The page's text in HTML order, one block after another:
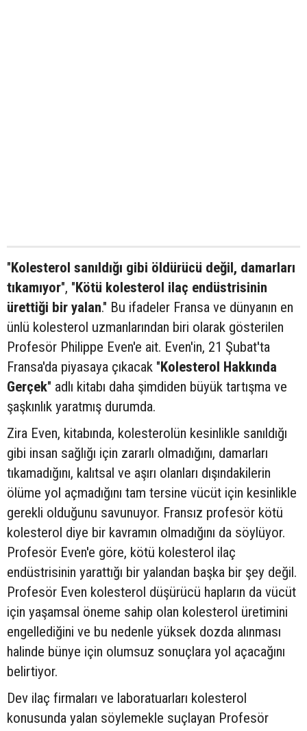
"Kolesterol sanıldığı gibi öldürücü değil, damarları
tıkamıyor", "Kötü kolesterol ilaç endüstrisinin
ürettiği bir yalan." Bu ifadeler Fransa ve dünyanın en
ünlü kolesterol uzmanlarından biri olarak gösterilen
Profesör Philippe Even'e ait. Even'in, 21 Şubat'ta
Fransa'da piyasaya çıkacak "Kolesterol Hakkında
Gerçek" adlı kitabı daha şimdiden büyük tartışma ve
şaşkınlık yaratmış durumda.
Zira Even, kitabında, kolesterolün kesinlikle sanıldığı
gibi insan sağlığı için zararlı olmadığını, damarları
tıkamadığını, kalıtsal ve aşırı olanları dışındakilerin
ölüme yol açmadığını tam tersine vücüt için kesinlikle
gerekli olduğunu savunuyor. Fransız profesör kötü
kolesterol diye bir kavramın olmadığını da söylüyor.
Profesör Even'e göre, kötü kolesterol ilaç
endüstrisinin yarattığı bir yalandan başka bir şey değil.
Profesör Even kolesterol düşürücü hapların da vücüt
için yaşamsal öneme sahip olan kolesterol üretimini
engellediğini ve bu nedenle yüksek dozda alınması
halinde bünye için olumsuz sonuçlara yol açacağını
belirtiyor.
Dev ilaç firmaları ve laboratuarları kolesterol
konusunda yalan söylemekle suçlayan Profesör